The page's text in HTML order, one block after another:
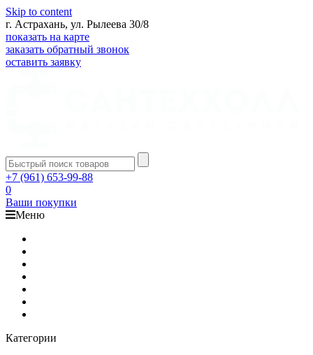
Skip to content
г. Астрахань, ул. Рылеева 30/8
показать на карте
заказать обратный звонок
оставить заявку
+7 (961) 653-99-88
0
Ваши покупки
Меню
Категории